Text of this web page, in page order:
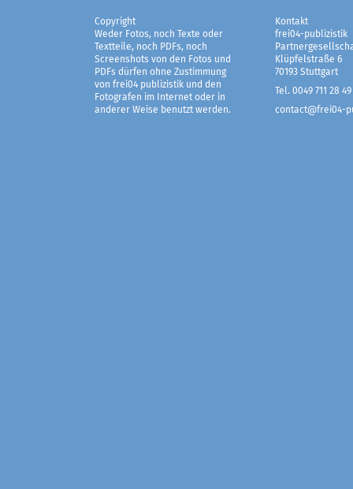
Copyright
Weder Fotos, noch Texte oder
Textteile, noch PDFs, noch
Screenshots von den Fotos und
PDFs dürfen ohne Zustimmung
von frei04 publizistik und den
Fotografen im Internet oder in
anderer Weise benutzt werden.
Kontakt
frei04-publizistik
Klüpfelstraße 6
70193 Stuttgart
Tel. 0049 711 28 49
contact@frei04-